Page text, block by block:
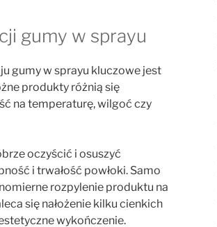
gumy w sprayu
gumy w sprayu kluczowe jest
produkty różnią się
na temperaturę, wilgoć czy
oczyścić i osuszyć
i trwałość powłoki. Samo
rozpylenie produktu na
się nałożenie kilku cienkich
wykończenie.